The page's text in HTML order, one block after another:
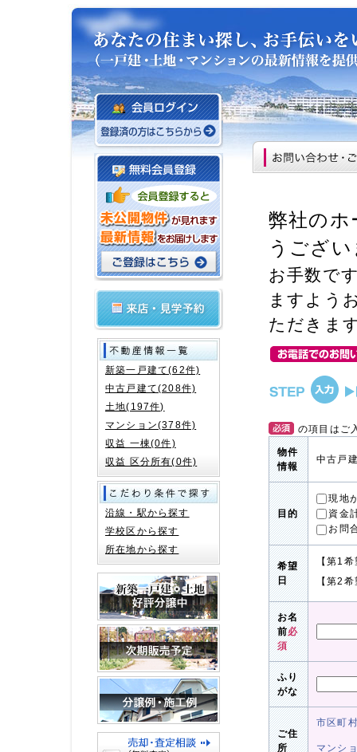
弊社のホ
うござ
お手数で
ますよう
ただきま
の項目はご
物件
情報
中古戸
目的
現地
資金
お問
希望
日
【第1
【第2
お名
前必
須
ふり
がな
ご住
所
市区町
マンシ
新築一戸建て(62件)
中古戸建て(208件)
土地(197件)
マンション(378件)
収益 一棟(0件)
収益 区分所有(0件)
沿線・駅から探す
学校区から探す
所在地から探す